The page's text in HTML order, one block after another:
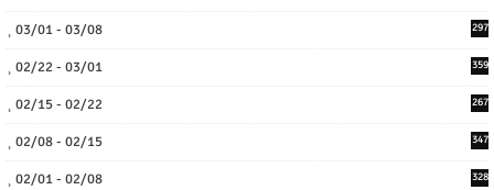
03/01 - 03/08 297
02/22 - 03/01 359
02/15 - 02/22 267
02/08 - 02/15 347
02/01 - 02/08 328